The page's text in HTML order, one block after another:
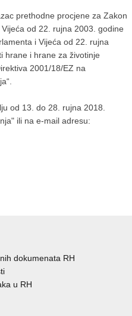
prethodne procjene za Zakon
od 22. rujna 2003. godine
i Vijeća od 22. rujna
hrane i hrane za životinje
2001/18/EZ na
od 13. do 28. rujna 2018.
ili na e-mail adresu:
dokumenata RH
u RH